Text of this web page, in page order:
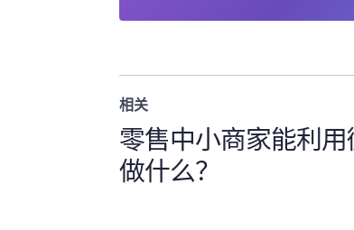
相关
零售中小商家能利
做什么？